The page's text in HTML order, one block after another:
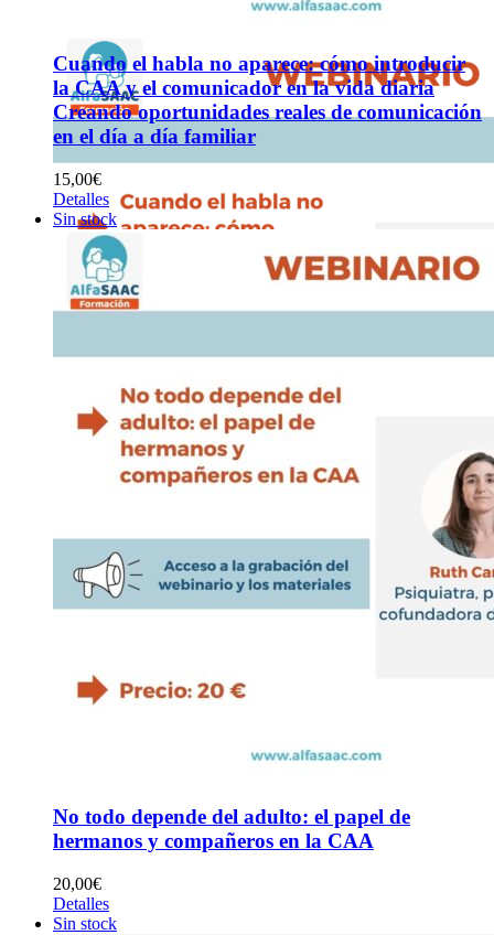
Cuando el habla no aparece: cómo introducir
la CAA y el comunicador en la vida diaria
Creando oportunidades reales de comunicación
en el día a día familiar
15,00€
Detalles
Sin stock
No todo depende del adulto: el papel de
hermanos y compañeros en la CAA
20,00€
Detalles
Sin stock